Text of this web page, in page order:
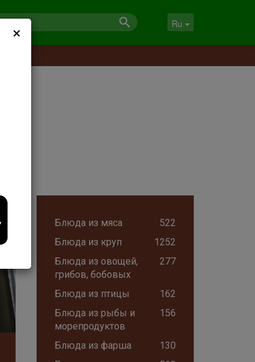
Ru
×
Блюда из мяса
522
Блюда из круп
1252
Блюда из овощей,
грибов, бобовых
277
Блюда из птицы
162
Блюда из рыбы и
морепродуктов
156
Блюда из фарша
130